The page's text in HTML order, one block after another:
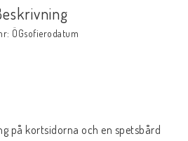
ÖGsofierodatum
på kortsidorna och en spetsbård